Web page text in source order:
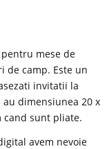
mese de
de camp. Este un
invitatii la
dimensiunea 20 x
cand sunt pliate.
avem nevoie